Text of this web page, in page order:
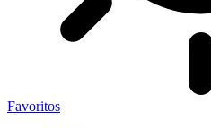
Favoritos